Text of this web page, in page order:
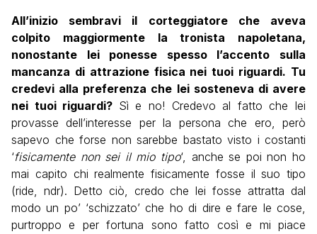
All’inizio sembravi il corteggiatore che aveva
colpito maggiormente la tronista napoletana,
nonostante lei ponesse spesso l’accento sulla
mancanza di attrazione fisica nei tuoi riguardi. Tu
credevi alla preferenza che lei sosteneva di avere
nei tuoi riguardi? Sì e no! Credevo al fatto che lei
provasse dell’interesse per la persona che ero, però
sapevo che forse non sarebbe bastato visto i costanti
‘fisicamente non sei il mio tipo‘, anche se poi non ho
mai capito chi realmente fisicamente fosse il suo tipo
(ride, ndr). Detto ciò, credo che lei fosse attratta dal
modo un po’ ‘schizzato’ che ho di dire e fare le cose,
purtroppo e per fortuna sono fatto così e mi piace